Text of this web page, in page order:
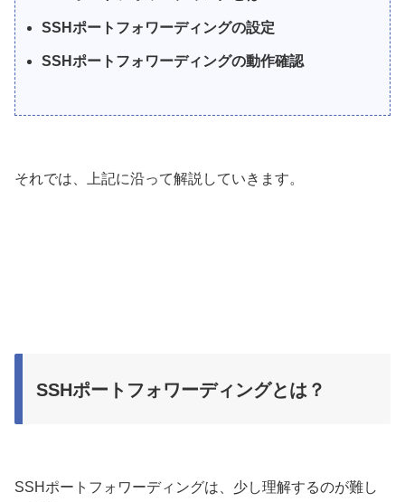
SSHポートフォワーディングの設定
SSHポートフォワーディングの動作確認
それでは、上記に沿って解説していきます。
SSHポートフォワーディングとは？
SSHポートフォワーディングは、少し理解するのが難し